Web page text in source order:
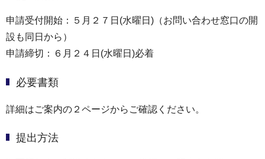
申請受付開始：５月２７日(水曜日)（お問い合わせ窓口の開
設も同日から）
申請締切：６月２４日(水曜日)必着
必要書類
詳細はご案内の２ページからご確認ください。
提出方法